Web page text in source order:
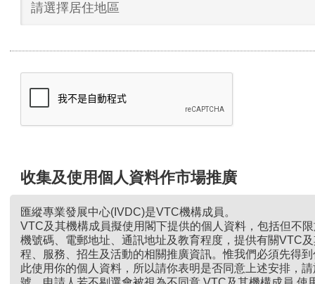
請選擇居住地區
收集及使用個人資料作市場推廣
匯縱專業發展中心(IVDC)是VTC機構成員。
VTC及其機構成員擬使用閣下提供的個人資料，包括但不
機號碼、電郵地址、通訊地址及教育程度，提供有關VTC
程、服務、招生及活動的相關推廣資訊。惟我們必須先得
此使用你的個人資料，所以請你表明是否同意上述安排，